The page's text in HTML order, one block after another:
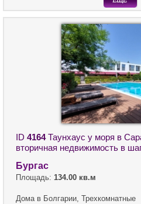
ID 4164Таунхаус у моря в
вторичная недвижимость в
Бургас
Площадь: 134.00 кв.м
Дома в Болгарии, Трехкомнатные